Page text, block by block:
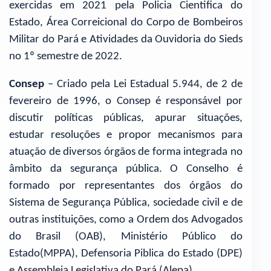
exercidas em 2021 pela Policia Cientifica do
Estado, Área Correicional do Corpo de Bombeiros
Militar do Pará e Atividades da Ouvidoria do Sieds
no 1º semestre de 2022.
Consep – Criado pela Lei Estadual 5.944, de 2 de
fevereiro de 1996, o Consep é responsável por
discutir políticas públicas, apurar situações,
estudar resoluções e propor mecanismos para
atuação de diversos órgãos de forma integrada no
âmbito da segurança pública. O Conselho é
formado por representantes dos órgãos do
Sistema de Segurança Pública, sociedade civil e de
outras instituições, como a Ordem dos Advogados
do Brasil (OAB), Ministério Público do
Estado(MPPA), Defensoria Piblica do Estado (DPE)